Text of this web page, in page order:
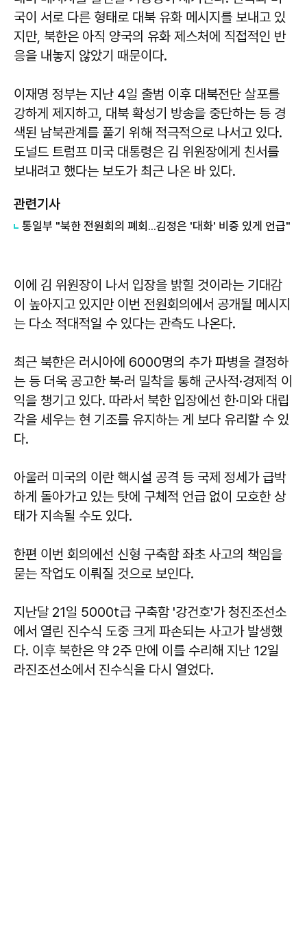
국이 서로 다른 형태로 대북 유화 메시지를 보내고 있
지만, 북한은 아직 양국의 유화 제스처에 직접적인 반
응을 내놓지 않았기 때문이다.
이재명 정부는 지난 4일 출범 이후 대북전단 살포를
강하게 제지하고, 대북 확성기 방송을 중단하는 등 경
색된 남북관계를 풀기 위해 적극적으로 나서고 있다.
도널드 트럼프 미국 대통령은 김 위원장에게 친서를
보내려고 했다는 보도가 최근 나온 바 있다.
관련기사
통일부 "북한 전원회의 폐회...김정은 '대화' 비중 있게 언급"
이에 김 위원장이 나서 입장을 밝힐 것이라는 기대감
이 높아지고 있지만 이번 전원회의에서 공개될 메시지
는 다소 적대적일 수 있다는 관측도 나온다.
최근 북한은 러시아에 6000명의 추가 파병을 결정하
는 등 더욱 공고한 북·러 밀착을 통해 군사적·경제적 이
익을 챙기고 있다. 따라서 북한 입장에선 한·미와 대립
각을 세우는 현 기조를 유지하는 게 보다 유리할 수 있
다.
아울러 미국의 이란 핵시설 공격 등 국제 정세가 급박
하게 돌아가고 있는 탓에 구체적 언급 없이 모호한 상
태가 지속될 수도 있다.
한편 이번 회의에선 신형 구축함 좌초 사고의 책임을
묻는 작업도 이뤄질 것으로 보인다.
지난달 21일 5000t급 구축함 '강건호'가 청진조선소
에서 열린 진수식 도중 크게 파손되는 사고가 발생했
다. 이후 북한은 약 2주 만에 이를 수리해 지난 12일
라진조선소에서 진수식을 다시 열었다.